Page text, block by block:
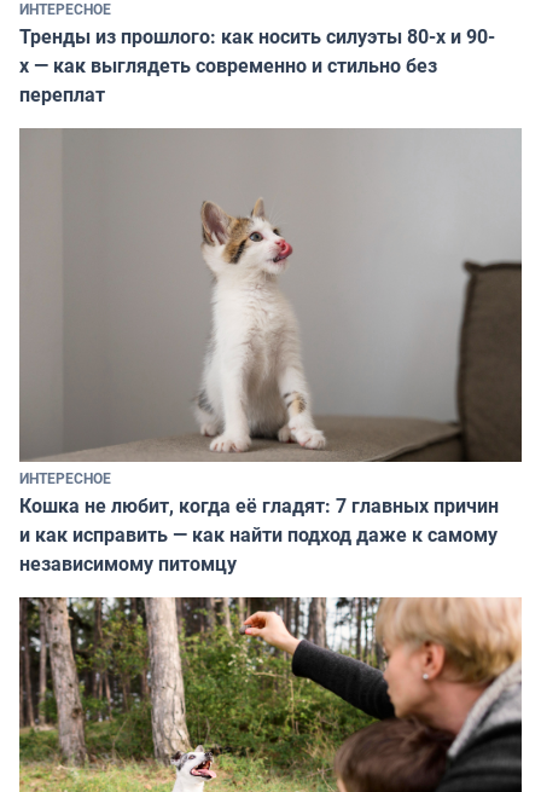
ИНТЕРЕСНОЕ
Тренды из прошлого: как носить силуэты 80-х и 90-
х — как выглядеть современно и стильно без
переплат
ИНТЕРЕСНОЕ
Кошка не любит, когда её гладят: 7 главных причин
и как исправить — как найти подход даже к самому
независимому питомцу